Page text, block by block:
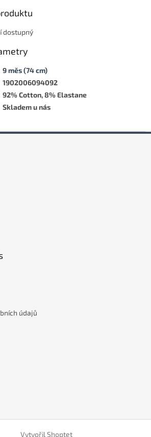
dostupný
9 měs (74 cm)
1902006094092
92% Cotton, 8% Elastane
Skladem u nás
údajů
Vytvořil Shoptet